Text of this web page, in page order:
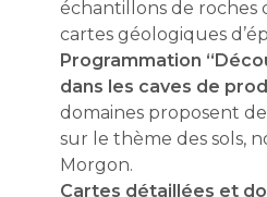
échantillons de roches
cartes géologiques
Programmation
dans les caves de
domaines proposent
sur le thème des sols,
Morgon.
Cartes détaillées et